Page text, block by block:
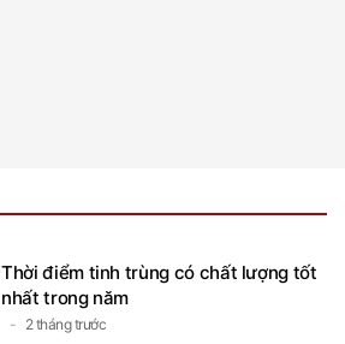
Thời điểm tinh trùng có chất lượng tốt
nhất trong năm
2 tháng trước